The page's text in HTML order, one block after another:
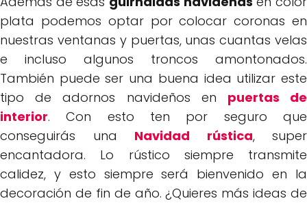
plata podemos optar por colocar coronas en
nuestras ventanas y puertas, unas cuantas velas
e incluso algunos troncos amontonados.
También puede ser una buena idea utilizar este
tipo de adornos navideños en puertas de
interior. Con esto ten por seguro que
conseguirás una Navidad rústica, super
encantadora. Lo rústico siempre transmite
calidez, y esto siempre será bienvenido en la
decoración de fin de año. ¿Quieres más ideas de